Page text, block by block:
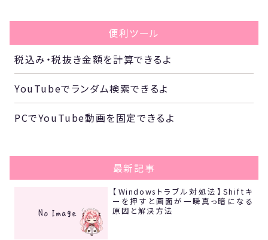
便利ツール
税込み・税抜き金額を計算できるよ
YouTubeでランダム検索できるよ
PCでYouTube動画を固定できるよ
最新記事
【Windowsトラブル対処法】Shiftキ
ーを押すと画面が一瞬真っ暗になる
原因と解決方法